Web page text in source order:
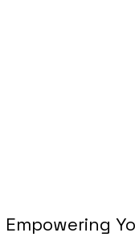
Empowering